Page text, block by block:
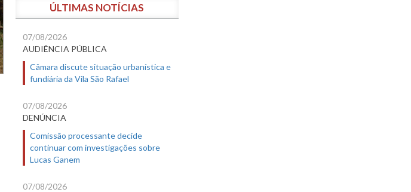
ÚLTIMAS NOTÍCIAS
07/08/2026
AUDIÊNCIA PÚBLICA
Câmara discute situação urbanística e
fundiária da Vila São Rafael
07/08/2026
DENÚNCIA
Comissão processante decide
continuar com investigações sobre
Lucas Ganem
07/08/2026